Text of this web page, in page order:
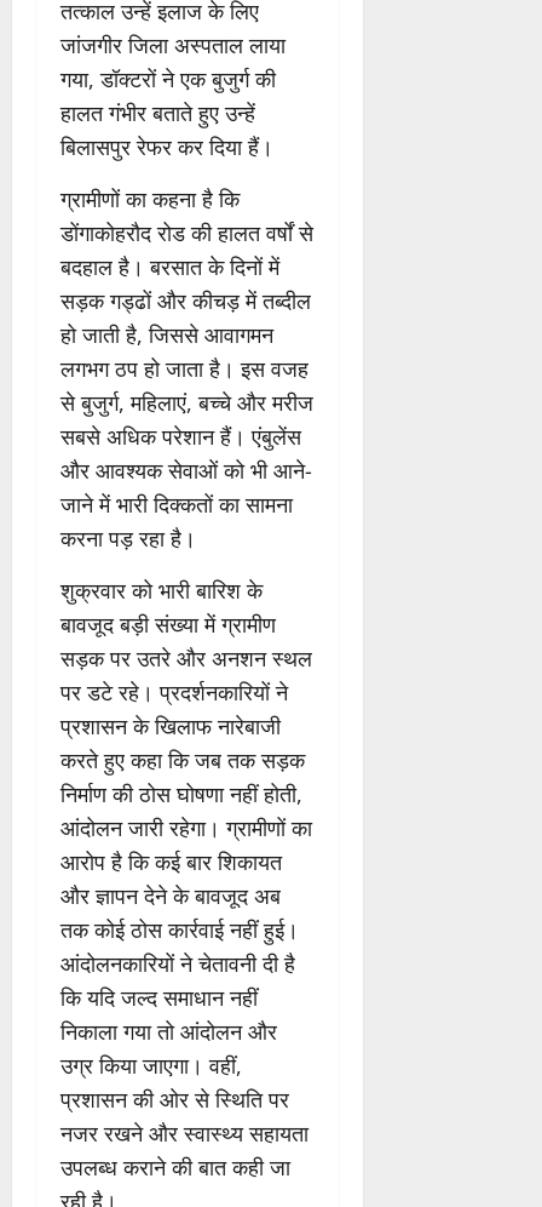
तत्काल उन्हें इलाज के लिए
जांजगीर जिला अस्पताल लाया
गया, डॉक्टरों ने एक बुजुर्ग की
हालत गंभीर बताते हुए उन्हें
बिलासपुर रेफर कर दिया हैं।
ग्रामीणों का कहना है कि
डोंगाकोहरौद रोड की हालत वर्षों से
बदहाल है। बरसात के दिनों में
सड़क गड्ढों और कीचड़ में तब्दील
हो जाती है, जिससे आवागमन
लगभग ठप हो जाता है। इस वजह
से बुजुर्ग, महिलाएं, बच्चे और मरीज
सबसे अधिक परेशान हैं। एंबुलेंस
और आवश्यक सेवाओं को भी आने-
जाने में भारी दिक्कतों का सामना
करना पड़ रहा है।
शुक्रवार को भारी बारिश के
बावजूद बड़ी संख्या में ग्रामीण
सड़क पर उतरे और अनशन स्थल
पर डटे रहे। प्रदर्शनकारियों ने
प्रशासन के खिलाफ नारेबाजी
करते हुए कहा कि जब तक सड़क
निर्माण की ठोस घोषणा नहीं होती,
आंदोलन जारी रहेगा। ग्रामीणों का
आरोप है कि कई बार शिकायत
और ज्ञापन देने के बावजूद अब
तक कोई ठोस कार्रवाई नहीं हुई।
आंदोलनकारियों ने चेतावनी दी है
कि यदि जल्द समाधान नहीं
निकाला गया तो आंदोलन और
उग्र किया जाएगा। वहीं,
प्रशासन की ओर से स्थिति पर
नजर रखने और स्वास्थ्य सहायता
उपलब्ध कराने की बात कही जा